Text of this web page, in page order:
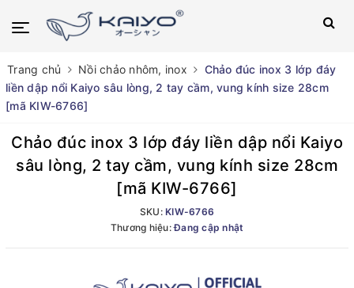
Trang chủ Nồi chảo nhôm, inox
Chảo đúc inox 3 lớp đáy
liền dập nổi Kaiyo sâu lòng, 2 tay cầm, vung kính size 28cm
[mã KIW-6766]
Chảo đúc inox 3 lớp đáy liền dập nổi Kaiyo
sâu lòng, 2 tay cầm, vung kính size 28cm
[mã KIW-6766]
SKU:KIW-6766
Thương hiệu:Đang cập nhật